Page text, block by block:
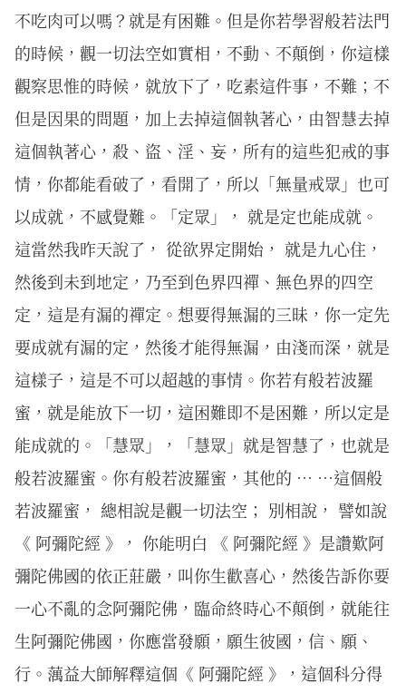
不吃肉可以嗎？就是有困難。但是你若學習般若法門
的時候，觀一切法空如實相，不動、不顛倒，你這樣
觀察思惟的時候，就放下了，吃素這件事，不難；不
但是因果的問題，加上去掉這個執著心，由智慧去掉
這個執著心，殺、盜、淫、妄，所有的這些犯戒的事
情，你都能看破了，看開了，所以「無量戒眾」也可
以成就，不感覺難。「定眾」， 就是定也能成就。
這當然我昨天說了， 從欲界定開始， 就是九心住，
然後到未到地定，乃至到色界四禪、無色界的四空
定，這是有漏的禪定。想要得無漏的三昧，你一定先
要成就有漏的定，然後才能得無漏，由淺而深，就是
這樣子，這是不可以超越的事情。你若有般若波羅
蜜，就是能放下一切，這困難即不是困難，所以定是
能成就的。「慧眾」，「慧眾」就是智慧了，也就是
般若波羅蜜。你有般若波羅蜜，其他的 … …這個般
若波羅蜜， 總相說是觀一切法空； 別相說， 譬如說
《 阿彌陀經 》， 你能明白 《 阿彌陀經 》是讚歎阿
彌陀佛國的依正莊嚴，叫你生歡喜心，然後告訴你要
一心不亂的念阿彌陀佛，臨命終時心不顛倒，就能往
生阿彌陀佛國，你應當發願，願生彼國，信、願、
行。蕅益大師解釋這個《 阿彌陀經 》，這個科分得